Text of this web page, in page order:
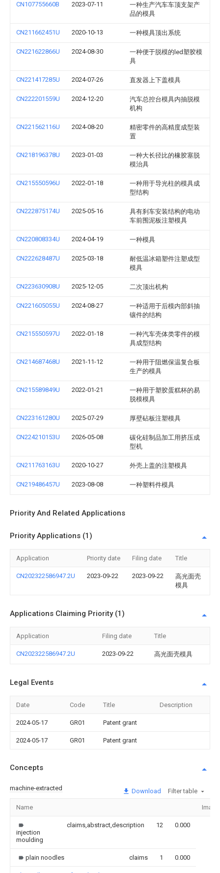
CN107755660B 2023-07-11
一种生产汽车车顶支架产
品的模具
CN211662451U 2020-10-13 一种模具顶出系统
CN221622866U 2024-08-30
一种便于脱模的led塑胶模
具
CN221417285U 2024-07-26 直发器上下盖模具
CN222201559U 2024-12-20
汽车总控台模具内抽脱模
机构
CN221562116U 2024-08-20
精密零件的高精度成型装
置
CN218196378U 2023-01-03
一种大长径比的橡胶塞脱
模治具
CN215550596U 2022-01-18
一种用于导光柱的模具成
型结构
CN222875174U 2025-05-16
具有刹车安装结构的电动
车前围泥板注塑模具
CN220808334U 2024-04-19 一种模具
CN222628487U 2025-03-18
耐低温冰箱塑件注塑成型
模具
CN223630908U 2025-12-05 二次顶出机构
CN221605055U 2024-08-27
一种适用于后模内部斜抽
镶件的结构
CN215550597U 2022-01-18
一种汽车壳体类零件的模
具成型结构
CN214687468U 2021-11-12
一种用于阻燃保温复合板
生产的模具
CN215589849U 2022-01-21
一种用于塑胶蛋糕杯的易
脱模模具
CN223161280U 2025-07-29 厚壁砧板注塑模具
CN224210153U 2026-05-08
碳化硅制品加工用挤压成
型机
CN211763163U 2020-10-27 外壳上盖的注塑模具
CN219486457U 2023-08-08 一种塑料件模具
Priority And Related Applications
Priority Applications (1)
Application Priority date Filing date Title
CN202322586947.2U 2023-09-22 2023-09-22
高光面壳
模具
Applications Claiming Priority (1)
Application Filing date Title
CN202322586947.2U 2023-09-22 高光面壳模具
Legal Events
Date Code Title Description
2024-05-17 GR01 Patent grant
2024-05-17 GR01 Patent grant
Concepts
machine-extracted Download Filter table
Name Image
injection
moulding
claims,abstract,description 12 0.000
plain noodles claims 1 0.000